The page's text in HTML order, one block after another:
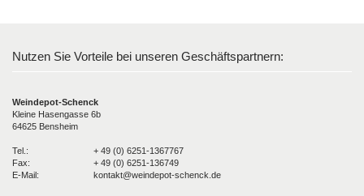
Nutzen Sie Vorteile bei unseren Geschäftspartnern:
Weindepot-Schenck
Kleine Hasengasse 6b
64625 Bensheim
Tel.:
+ 49 (0) 6251-1367767
Fax:
+ 49 (0) 6251-136749
E-Mail:
kontakt@weindepot-schenck.de